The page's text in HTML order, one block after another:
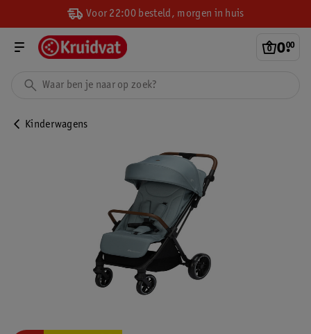
Voor 22:00 besteld, morgen in huis
0.
00
Kinderwagens